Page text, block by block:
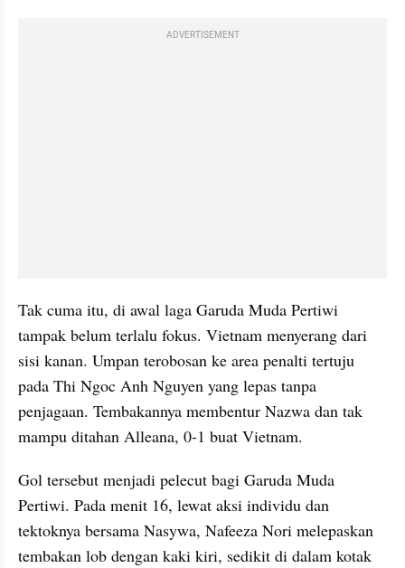
ADVERTISEMENT
Tak cuma itu, di awal laga Garuda Muda Pertiwi
tampak belum terlalu fokus. Vietnam menyerang dari
sisi kanan. Umpan terobosan ke area penalti tertuju
pada Thi Ngoc Anh Nguyen yang lepas tanpa
penjagaan. Tembakannya membentur Nazwa dan tak
mampu ditahan Alleana, 0-1 buat Vietnam.
Gol tersebut menjadi pelecut bagi Garuda Muda
Pertiwi. Pada menit 16, lewat aksi individu dan
tektoknya bersama Nasywa, Nafeeza Nori melepaskan
tembakan lob dengan kaki kiri, sedikit di dalam kotak